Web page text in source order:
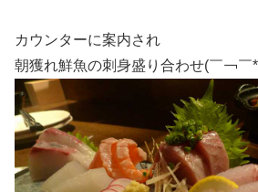
カウンターに案内され
朝獲れ鮮魚の刺身盛り合わせ(￣￢￣